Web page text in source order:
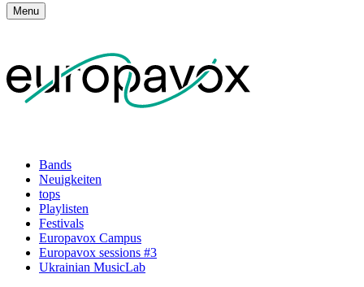
Menu
Bands
Neuigkeiten
tops
Playlisten
Festivals
Europavox Campus
Europavox sessions #3
Ukrainian MusicLab